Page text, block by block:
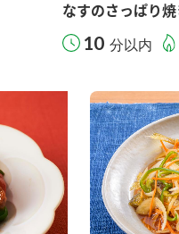
なすのさっぱり
10 分以内